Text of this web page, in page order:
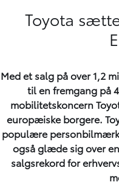
Toyota
Med et salg på over 1,2
til en fremgang på
mobilitetskoncern
europæiske borgere.
populære
også glæde sig over
salgsrekord for